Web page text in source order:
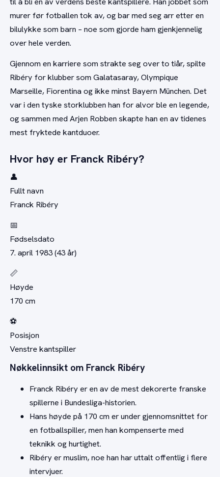
murer før fotballen tok av, og bar med seg arr etter en
bilulykke som barn – noe som gjorde ham gjenkjennelig
over hele verden.
Gjennom en karriere som strakte seg over to tiår, spilte
Ribéry for klubber som Galatasaray, Olympique
Marseille, Fiorentina og ikke minst Bayern München. Det
var i den tyske storklubben han for alvor ble en legende,
og sammen med Arjen Robben skapte han en av tidenes
mest fryktede kantduoer.
Hvor høy er Franck Ribéry?
👤
Fullt navn
Franck Ribéry
📅
Fødselsdato
7. april 1983 (43 år)
📏
Høyde
170 cm
⚽
Posisjon
Venstre kantspiller
Nøkkelinnsikt om Franck Ribéry
Franck Ribéry er en av de mest dekorerte franske
spillerne i Bundesliga-historien.
Hans høyde på 170 cm er under gjennomsnittet for
en fotballspiller, men han kompenserte med
teknikk og hurtighet.
Ribéry er muslim, noe han har uttalt offentlig i flere
intervjuer.